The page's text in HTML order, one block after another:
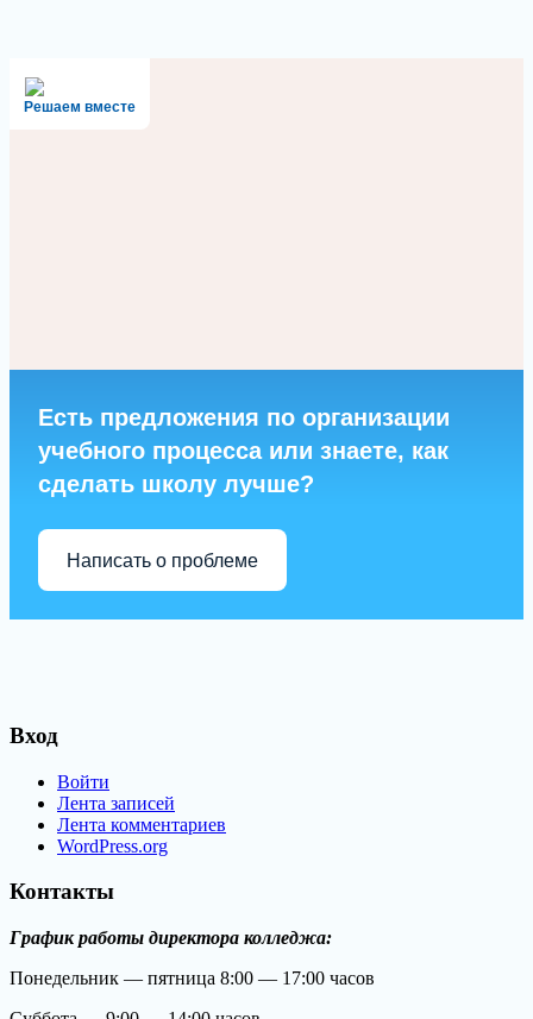
Решаем вместе
Есть предложения по организации
учебного процесса или знаете, как
сделать школу лучше?
Написать о проблеме
Вход
Войти
Лента записей
Лента комментариев
WordPress.org
Контакты
График работы директора колледжа:
Понедельник — пятница 8:00 — 17:00 часов